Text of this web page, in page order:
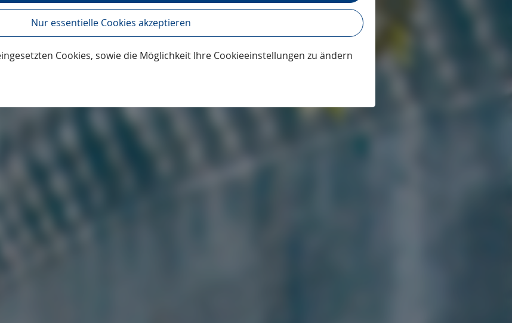
Nur essentielle Cookies akzeptieren
Cookies, sowie die Möglichkeit Ihre Cookieeinstellungen zu ändern